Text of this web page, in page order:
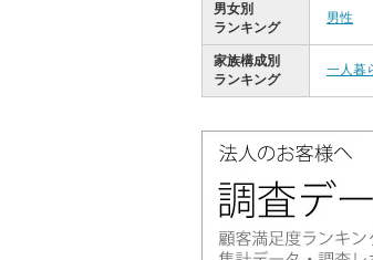
男女別
ランキング
男性
家族構成別
ランキング
一人暮